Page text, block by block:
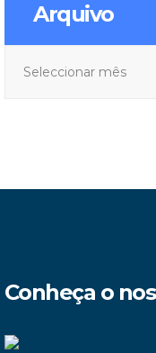
Arquivo
Conheça o